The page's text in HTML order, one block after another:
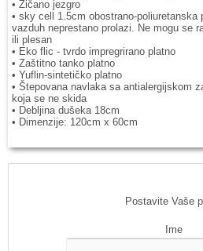
• Žičano jezgro
• sky cell 1.5cm obostrano-poliuretanska
vazduh neprestano prolazi. Ne mogu se
ili plesan
• Eko flic - tvrdo impregrirano platno
• Zaštitno tanko platno
• Yuflin-sintetičko platno
• Štepovana navlaka sa antialergijskom
koja se ne skida
• Debljina dušeka 18cm
• Dimenzije: 120cm x 60cm
Postavite Vaše
Ime